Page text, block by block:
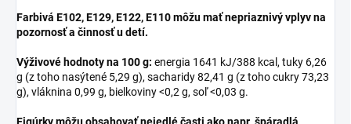
Farbivá E102, E129, E122, E110 môžu mať nepriaznivý vplyv na
pozornosť a činnosť u detí.
Výživové hodnoty na 100 g: energia 1641 kJ/388 kcal, tuky 6,26
g (z toho nasýtené 5,29 g), sacharidy 82,41 g (z toho cukry 73,23
g), vláknina 0,99 g, bielkoviny <0,2 g, soľ <0,03 g.